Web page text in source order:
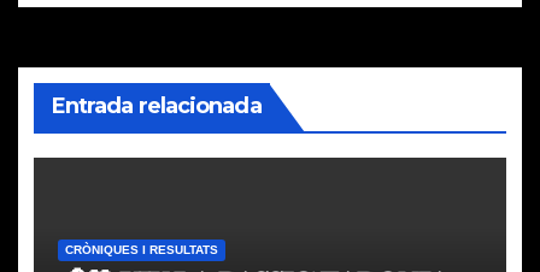
Entrada relacionada
CRÒNIQUES I RESULTATS